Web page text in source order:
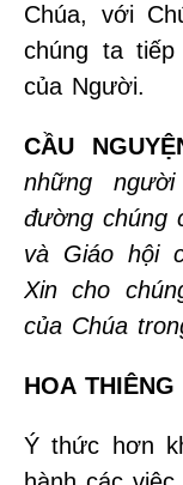
Chúa, với
chúng ta
của Người.
CẦU
những
đường chúng
và Giáo hội
Xin cho
của Chúa
HOA THIÊNG
Ý thức hơn